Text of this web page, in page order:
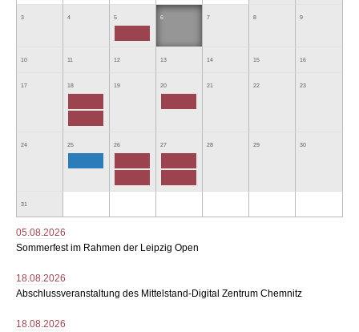
3 4 5 6 7 8 9
10 11 12 13 14 15 16
17 18 19 20 21 22 23
24 25 26 27 28 29 30
31
05.08.2026
Sommerfest im Rahmen der Leipzig Open
18.08.2026
Abschlussveranstaltung des Mittelstand-Digital Zentrum Chemnitz
18.08.2026